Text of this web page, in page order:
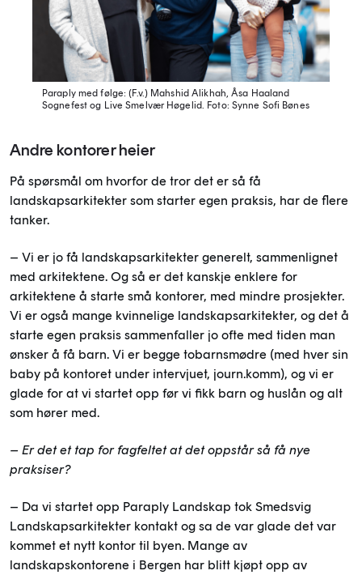
Paraply med følge: (F.v.) Mahshid Alikhah, Åsa Haaland
Sognefest og Live Smelvær Høgelid. Foto: Synne Sofi Bønes
Andre kontorer heier
På spørsmål om hvorfor de tror det er så få
landskapsarkitekter som starter egen praksis, har de flere
tanker.
– Vi er jo få landskapsarkitekter generelt, sammenlignet
med arkitektene. Og så er det kanskje enklere for
arkitektene å starte små kontorer, med mindre prosjekter.
Vi er også mange kvinnelige landskapsarkitekter, og det å
starte egen praksis sammenfaller jo ofte med tiden man
ønsker å få barn. Vi er begge tobarnsmødre (med hver sin
baby på kontoret under intervjuet, journ.komm), og vi er
glade for at vi startet opp før vi fikk barn og huslån og alt
som hører med.
– Er det et tap for fagfeltet at det oppstår så få nye
praksiser?
– Da vi startet opp Paraply Landskap tok Smedsvig
Landskapsarkitekter kontakt og sa de var glade det var
kommet et nytt kontor til byen. Mange av
landskapskontorene i Bergen har blitt kjøpt opp av